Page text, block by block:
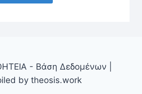
- Βάση Δεδομένων |
by theosis.work